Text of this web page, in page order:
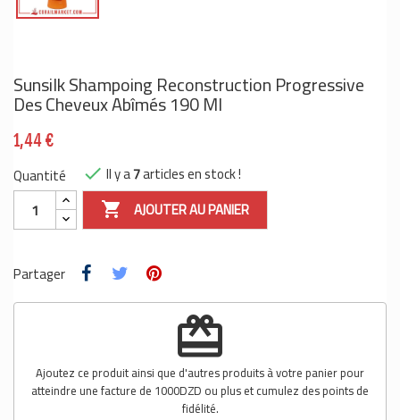
Sunsilk Shampoing Reconstruction Progressive
Des Cheveux Abîmés 190 Ml
1,44 €
Quantité
 AJOUTER AU PANIER
 Il y a7articles en stock !
Partager
redeem
Ajoutez ce produit ainsi que d'autres produits à votre panier pour
atteindre une facture de 1000DZD ou plus et cumulez des points de
fidélité.